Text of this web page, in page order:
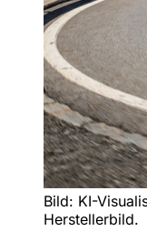
Bild: KI-
Herstellerbild.